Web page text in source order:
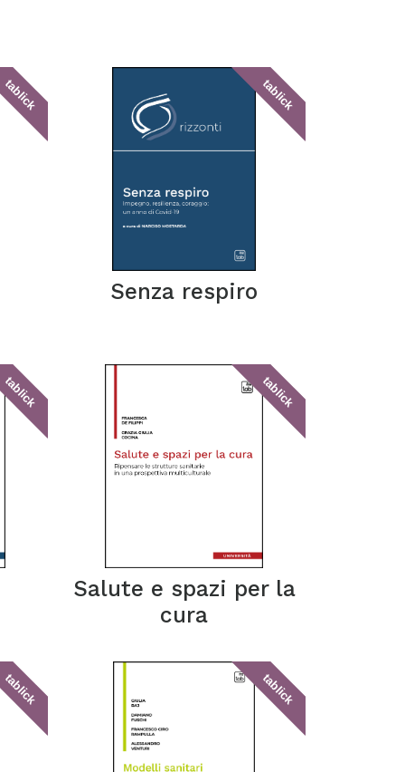
tablick tablick
Senza respiro
tablick tablick
Salute e spazi per la
cura
tablick tablick